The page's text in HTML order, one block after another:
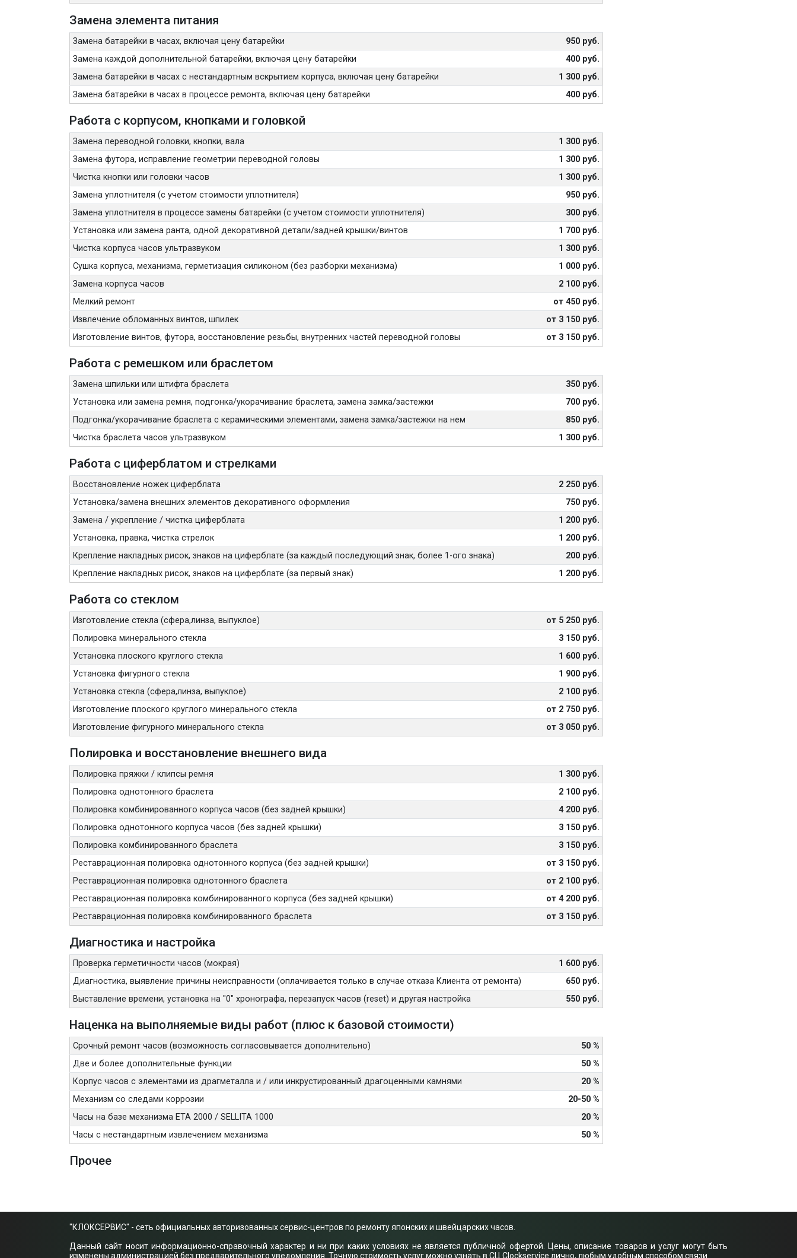
Замена элемента питания
Замена батарейки в часах, включая цену батарейки
950 руб.
Замена каждой дополнительной батарейки, включая цену батарейки
400 руб.
Замена батарейки в часах с нестандартным вскрытием корпуса, включая цену батарейки
1 300 руб.
Замена батарейки в часах в процессе ремонта, включая цену батарейки
400 руб.
Работа с корпусом, кнопками и головкой
Замена переводной головки, кнопки, вала
1 300 руб.
Замена футора, исправление геометрии переводной головы
1 300 руб.
Чистка кнопки или головки часов
1 300 руб.
Замена уплотнителя (с учетом стоимости уплотнителя)
950 руб.
Замена уплотнителя в процессе замены батарейки (с учетом стоимости уплотнителя)
300 руб.
Установка или замена ранта, одной декоративной детали/задней крышки/винтов
1 700 руб.
Чистка корпуса часов ультразвуком
1 300 руб.
Сушка корпуса, механизма, герметизация силиконом (без разборки механизма)
1 000 руб.
Замена корпуса часов
2 100 руб.
Мелкий ремонт
от 450 руб.
Извлечение обломанных винтов, шпилек
от 3 150 руб.
Изготовление винтов, футора, восстановление резьбы, внутренних частей переводной головы
от 3 150 руб.
Работа с ремешком или браслетом
Замена шпильки или штифта браслета
350 руб.
Установка или замена ремня, подгонка/укорачивание браслета, замена замка/застежки
700 руб.
Подгонка/укорачивание браслета с керамическими элементами, замена замка/застежки на нем
850 руб.
Чистка браслета часов ультразвуком
1 300 руб.
Работа с циферблатом и стрелками
Восстановление ножек циферблата
2 250 руб.
Установка/замена внешних элементов декоративного оформления
750 руб.
Замена / укрепление / чистка циферблата
1 200 руб.
Установка, правка, чистка стрелок
1 200 руб.
Крепление накладных рисок, знаков на циферблате (за каждый последующий знак, более 1-ого знака)
200 руб.
Крепление накладных рисок, знаков на циферблате (за первый знак)
1 200 руб.
Работа со стеклом
Изготовление стекла (сфера,линза, выпуклое)
от 5 250 руб.
Полировка минерального стекла
3 150 руб.
Установка плоского круглого стекла
1 600 руб.
Установка фигурного стекла
1 900 руб.
Установка стекла (сфера,линза, выпуклое)
2 100 руб.
Изготовление плоского круглого минерального стекла
от 2 750 руб.
Изготовление фигурного минерального стекла
от 3 050 руб.
Полировка и восстановление внешнего вида
Полировка пряжки / клипсы ремня
1 300 руб.
Полировка однотонного браслета
2 100 руб.
Полировка комбинированного корпуса часов (без задней крышки)
4 200 руб.
Полировка однотонного корпуса часов (без задней крышки)
3 150 руб.
Полировка комбинированного браслета
3 150 руб.
Реставрационная полировка однотонного корпуса (без задней крышки)
от 3 150 руб.
Реставрационная полировка однотонного браслета
от 2 100 руб.
Реставрационная полировка комбинированного корпуса (без задней крышки)
от 4 200 руб.
Реставрационная полировка комбинированного браслета
от 3 150 руб.
Диагностика и настройка
Проверка герметичности часов (мокрая)
1 600 руб.
Диагностика, выявление причины неисправности (оплачивается только в случае отказа Клиента от ремонта)
650 руб.
Выставление времени, установка на "0" хронографа, перезапуск часов (reset) и другая настройка
550 руб.
Наценка на выполняемые виды работ (плюс к базовой стоимости)
Срочный ремонт часов (возможность согласовывается дополнительно)
50 %
Две и более дополнительные функции
50 %
Корпус часов с элементами из драгметалла и / или инкрустированный драгоценными камнями
20 %
Механизм со следами коррозии
20-50 %
Часы на базе механизма ETA 2000 / SELLITA 1000
20 %
Часы с нестандартным извлечением механизма
50 %
Прочее
"КЛОКСЕРВИС" - сеть официальных авторизованных сервис-центров по ремонту японских и швейцарских часов.
Данный сайт носит информационно-справочный характер и ни при каких условиях не является публичной офертой. Цены, описание товаров и услуг могут быть
изменены администрацией без предварительного уведомления. Точную стоимость услуг можно узнать в СЦ Clockservice лично, любым удобным способом связи.